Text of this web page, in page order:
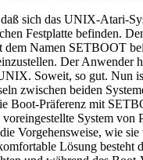
sich das UNIX-Atari-
Festplatte befinden.
dem Namen SETBOOT
Der Anwender
Soweit, so gut. Nun
zwischen beiden
Boot-Präferenz mit
System von
Vorgehensweise, wie
Lösung besteht